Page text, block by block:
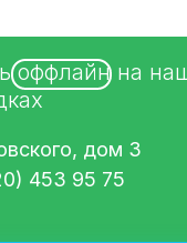
дом 3
453 95 75
оффлайн на